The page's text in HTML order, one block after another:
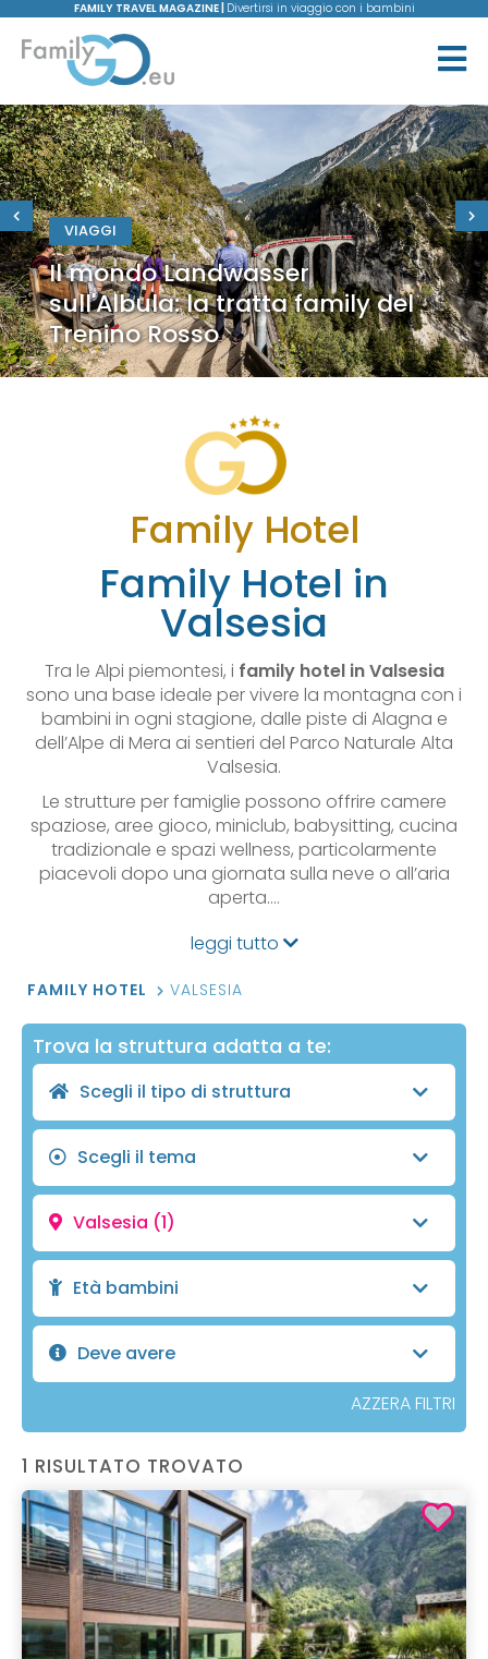
FAMILY TRAVEL MAGAZINE | Divertirsi in viaggio con i bambini
VIAGGI
Il mondo Landwasser
sull'Albula: la tratta family del
Trenino Rosso
Family Hotel
Family Hotel in
Valsesia
Tra le Alpi piemontesi, i family hotel in Valsesia
sono una base ideale per vivere la montagna con i
bambini in ogni stagione, dalle piste di Alagna e
dell’Alpe di Mera ai sentieri del Parco Naturale Alta
Valsesia.
Le strutture per famiglie possono offrire camere
spaziose, aree gioco, miniclub, babysitting, cucina
tradizionale e spazi wellness, particolarmente
piacevoli dopo una giornata sulla neve o all’aria
aperta.…
leggi tutto
FAMILY HOTEL VALSESIA
Trova la struttura adatta a te:
Scegli il tipo di struttura
Scegli il tema
Valsesia (1)
Età bambini
Deve avere
AZZERA FILTRI
1 RISULTATO TROVATO